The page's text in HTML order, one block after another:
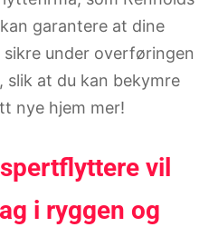
garantere at dine
under overføringen
at du kan bekymre
nye hjem mer!
vil
i ryggen og